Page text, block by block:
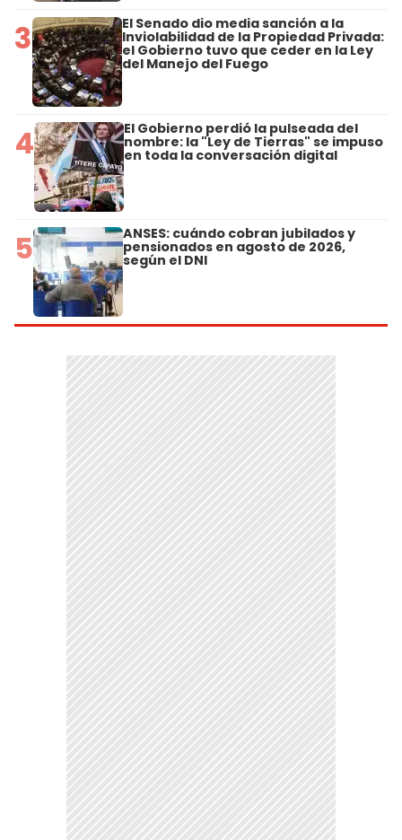
3 El Senado dio media sanción a la
Inviolabilidad de la Propiedad Privada:
el Gobierno tuvo que ceder en la Ley
del Manejo del Fuego
4 El Gobierno perdió la pulseada del
nombre: la "Ley de Tierras" se impuso
en toda la conversación digital
5 ANSES: cuándo cobran jubilados y
pensionados en agosto de 2026,
según el DNI